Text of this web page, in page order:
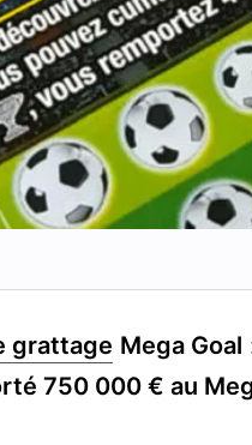
grattage Mega Goal
750 000 € au